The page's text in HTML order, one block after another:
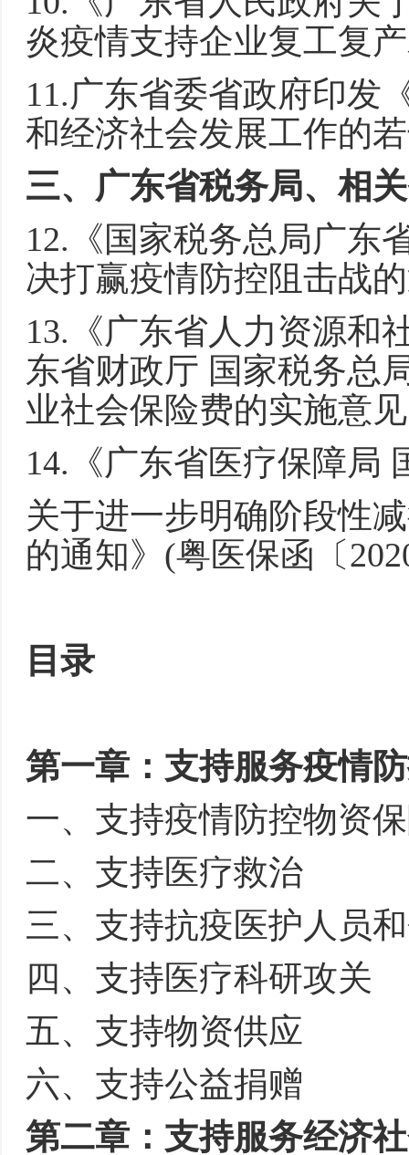
炎疫情支持企业复工复
11.广东省委省政府印发
和经济社会发展工作的
三、广东省税务局、相
12.《国家税务总局广东
决打赢疫情防控阻击战
13.《广东省人力资源和
东省财政厅 国家税务总
业社会保险费的实施意
14.《广东省医疗保障局
关于进一步明确阶段性
的通知》(粤医保函〔
目录
第一章：支持服务疫情
一、支持疫情防控物资
二、支持医疗救治
三、支持抗疫医护人员
四、支持医疗科研攻关
五、支持物资供应
六、支持公益捐赠
第二章：支持服务经济